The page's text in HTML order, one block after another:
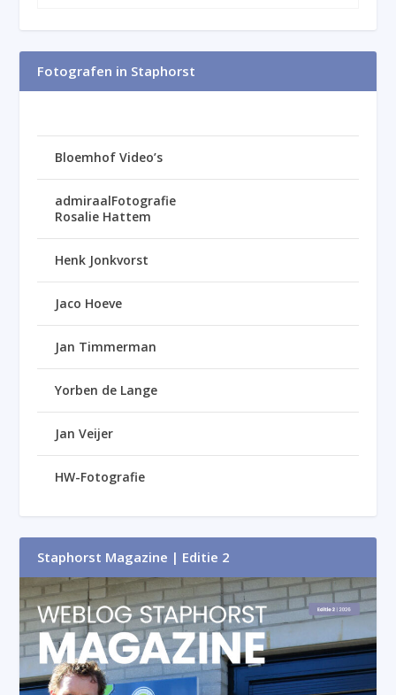
Fotografen in Staphorst
Bloemhof Video’s
admiraalFotografie
Rosalie Hattem
Henk Jonkvorst
Jaco Hoeve
Jan Timmerman
Yorben de Lange
Jan Veijer
HW-Fotografie
Staphorst Magazine | Editie 2